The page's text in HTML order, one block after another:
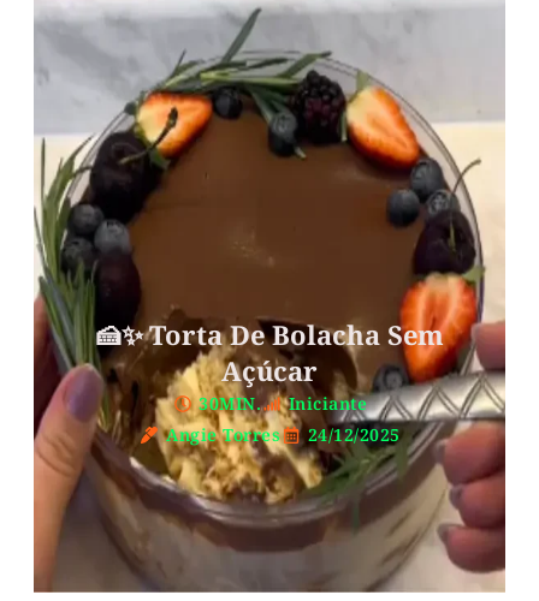
🍰✨ Torta De Bolacha Sem
Açúcar
30MIN.
Iniciante
Angie Torres
24/12/2025